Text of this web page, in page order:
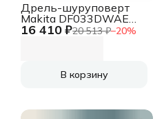
16 410 ₽20 513 ₽−20%
Дрель-шуруповерт
Makita DF033DWAE
аккум.
В корзину